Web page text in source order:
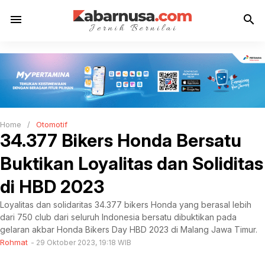
menu search
Home / Otomotif
34.377 Bikers Honda Bersatu
Buktikan Loyalitas dan Soliditas
di HBD 2023
Loyalitas dan solidaritas 34.377 bikers Honda yang berasal lebih
dari 750 club dari seluruh Indonesia bersatu dibuktikan pada
gelaran akbar Honda Bikers Day HBD 2023 di Malang Jawa Timur.
Rohmat 29 Oktober 2023, 19:18 WIB